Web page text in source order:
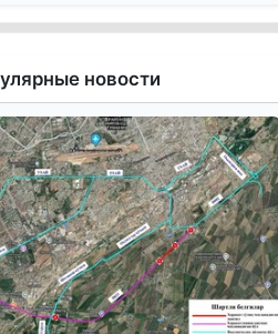
новости